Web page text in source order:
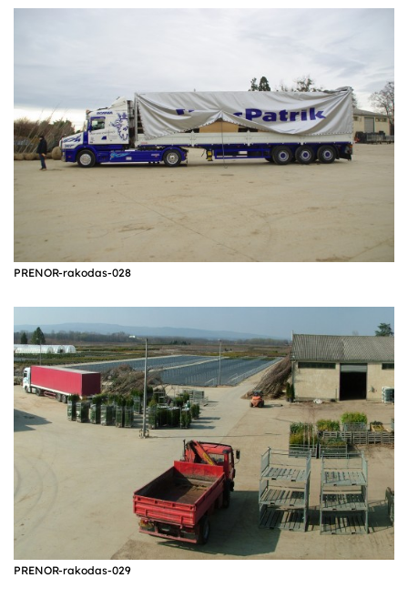
PRENOR-rakodas-028
PRENOR-rakodas-029